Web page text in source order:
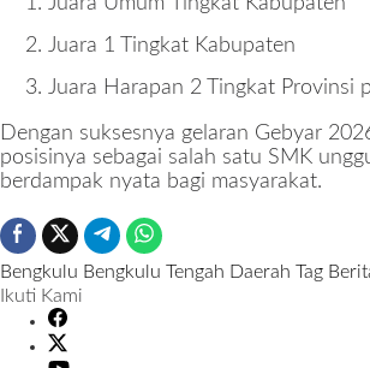
Juara 1 Tingkat Kabupaten
Juara Harapan 2Tingkat Provinsi
Dengan suksesnya gelaran Gebyar
posisinya sebagai salah satu SMK
berdampak nyata bagi masyarakat.
Bengkulu Bengkulu Tengah Daerah Tag
Ikuti Kami